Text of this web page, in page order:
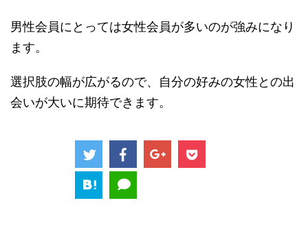
男性会員にとっては女性会員が多いのが強みになり
ます。
選択肢の幅が広がるので、自分の好みの女性との出
会いが大いに期待できます。